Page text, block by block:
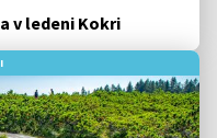
v ledeni Kokri